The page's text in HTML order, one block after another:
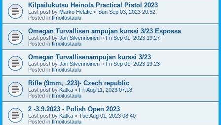
Kilpailukutsu Heinola Practical Pistol 2023
Last post by Marko Helatie « Sun Sep 03, 2023 20:52
Posted in Ilmoitustaulu
Omegan Turvallisen ampujan kurssi 3/23 Espossa
Last post by Jari Silvennoinen « Fri Sep 01, 2023 19:27
Posted in Ilmoitustaulu
Omegan Turvallisenampujan kurssi 3/23
Last post by Jari Silvennoinen « Fri Sep 01, 2023 19:23
Posted in Ilmoitustaulu
Rifle (9mm, .223)- Czech republic
Last post by Katka « Fri Aug 11, 2023 07:18
Posted in Ilmoitustaulu
2 -3.9.2023 - Polish Open 2023
Last post by Katka « Tue Aug 01, 2023 08:40
Posted in Ilmoitustaulu